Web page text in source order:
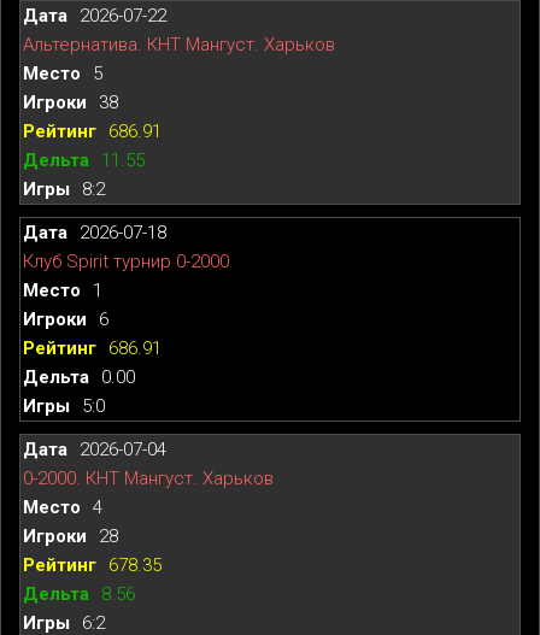
2026-07-22
Альтернатива. КНТ Мангуст. Харьков
5
38
686.91
11.55
8:2
2026-07-18
Клуб Spirit турнир 0-2000
1
6
686.91
0.00
5:0
2026-07-04
0-2000. КНТ Мангуст. Харьков
4
28
678.35
8.56
6:2